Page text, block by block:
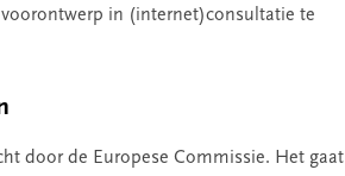
in (internet)consultatie te
door de Europese Commissie. Het gaat